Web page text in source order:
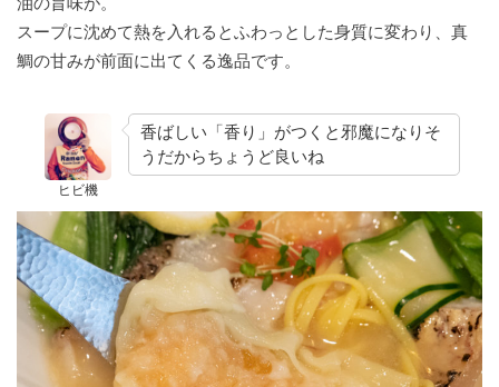
スープに沈めて熱を入れるとふわっとした身質に変わり、真
鯛の甘みが前面に出てくる逸品です。
ヒビ機
香ばしい「香り」がつくと邪魔になりそ
うだからちょうど良いね